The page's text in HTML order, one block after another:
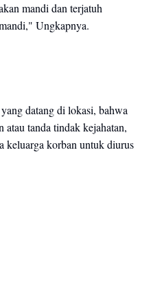
mandi dan terjatuh
Ungkapnya.
datang di lokasi, bahwa
atau tanda tindak kejahatan,
keluarga korban untuk diurus